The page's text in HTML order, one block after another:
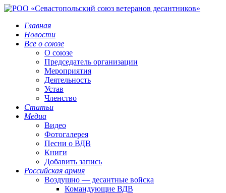
Главная
Новости
Все о союзе
О союзе
Председатель организации
Мероприятия
Деятельность
Устав
Членство
Статьи
Медиа
Видео
Фотогалерея
Песни о ВДВ
Книги
Добавить запись
Российская армия
Воздушно — десантные войска
Командующие ВДВ